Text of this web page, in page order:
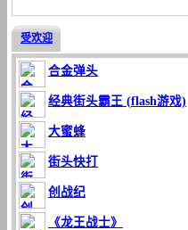
受欢迎
合金弹头
经典街头霸王 (flash游戏)
大蜜蜂
街头快打
创战纪
《龙王战士》